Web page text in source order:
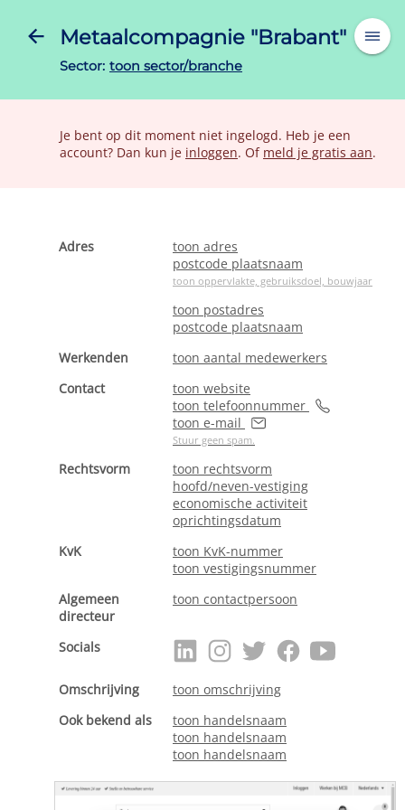
Metaalcompagnie "Brabant"
Sector: toon sector/branche
Je bent op dit moment niet ingelogd. Heb je een
account? Dan kun je inloggen. Of meld je gratis aan.
Adres
toon adres
postcode plaatsnaam
toon oppervlakte, gebruiksdoel, bouwjaar
toon postadres
postcode plaatsnaam
Werkenden
toon aantal medewerkers
Contact
toon website
toon telefoonnummer
toon e-mail
Stuur geen spam.
Rechtsvorm
toon rechtsvorm
hoofd/neven-vestiging
economische activiteit
oprichtingsdatum
KvK
toon KvK-nummer
toon vestigingsnummer
Algemeen
directeur
toon contactpersoon
Socials
Omschrijving
toon omschrijving
Ook bekend als
toon handelsnaam
toon handelsnaam
toon handelsnaam